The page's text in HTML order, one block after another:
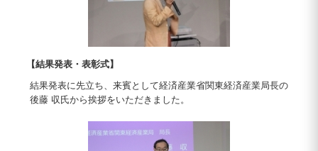
【結果発表・表彰式】
結果発表に先立ち、来賓として経済産業省関東経済産業局長の
後藤 収氏から挨拶をいただきました。